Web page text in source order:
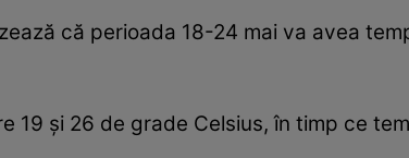
că perioada 18-24 mai va avea
19 și 26 de grade Celsius, în timp ce